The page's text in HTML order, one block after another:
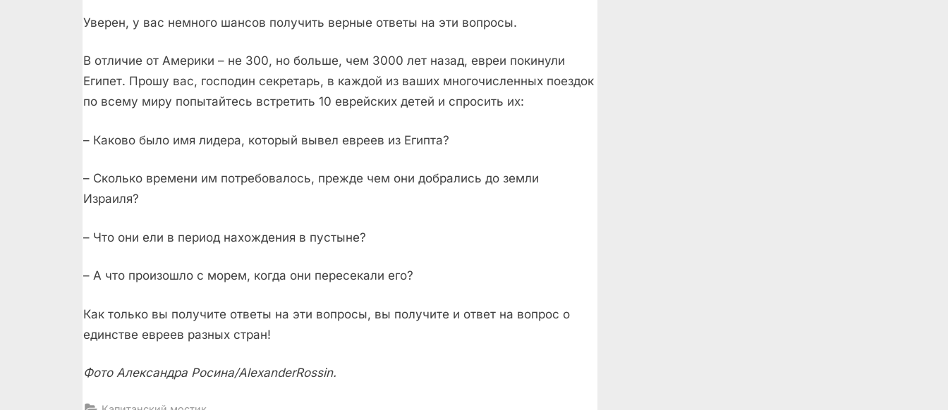
Уверен, у вас немного шансов получить верные ответы на эти вопросы.
В отличие от Америки – не 300, но больше, чем 3000 лет назад, евреи покинули
Египет. Прошу вас, господин секретарь, в каждой из ваших многочисленных поездок
по всему миру попытайтесь встретить 10 еврейских детей и спросить их:
– Каково было имя лидера, который вывел евреев из Египта?
– Сколько времени им потребовалось, прежде чем они добрались до земли
Израиля?
– Что они ели в период нахождения в пустыне?
– А что произошло с морем, когда они пересекали его?
Как только вы получите ответы на эти вопросы, вы получите и ответ на вопрос о
единстве евреев разных стран!
Фото Александра Росина/AlexanderRossin.